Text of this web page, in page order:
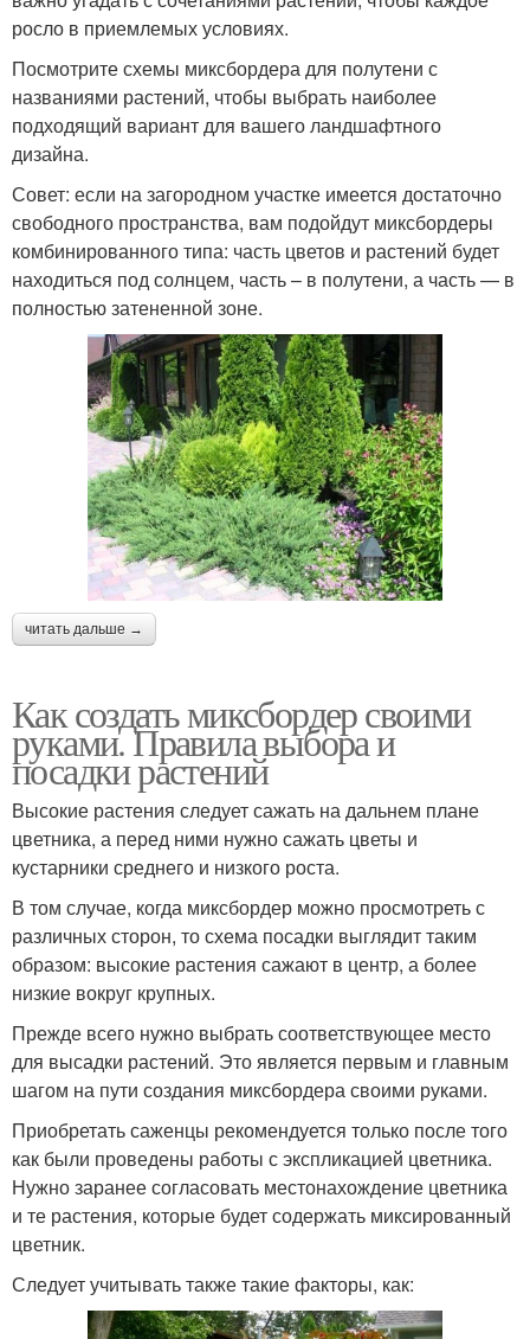
росло в приемлемых условиях.
Посмотрите схемы миксбордера для полутени с
названиями растений, чтобы выбрать наиболее
подходящий вариант для вашего ландшафтного
дизайна.
Совет: если на загородном участке имеется достаточно
свободного пространства, вам подойдут миксбордеры
комбинированного типа: часть цветов и растений будет
находиться под солнцем, часть – в полутени, а часть — в
полностью затененной зоне.
читать дальше →
Как создать миксбордер своими
руками. Правила выбора и
посадки растений
Высокие растения следует сажать на дальнем плане
цветника, а перед ними нужно сажать цветы и
кустарники среднего и низкого роста.
В том случае, когда миксбордер можно просмотреть с
различных сторон, то схема посадки выглядит таким
образом: высокие растения сажают в центр, а более
низкие вокруг крупных.
Прежде всего нужно выбрать соответствующее место
для высадки растений. Это является первым и главным
шагом на пути создания миксбордера своими руками.
Приобретать саженцы рекомендуется только после того
как были проведены работы с экспликацией цветника.
Нужно заранее согласовать местонахождение цветника
и те растения, которые будет содержать миксированный
цветник.
Следует учитывать также такие факторы, как: